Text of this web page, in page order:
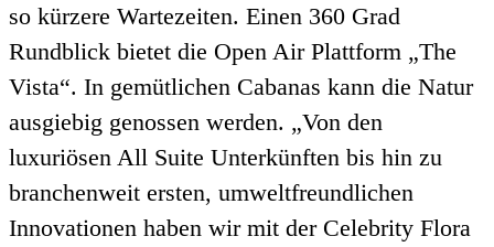
so kürzere Wartezeiten. Einen 360 Grad
Rundblick bietet die Open Air Plattform „The
Vista“. In gemütlichen Cabanas kann die Natur
ausgiebig genossen werden. „Von den
luxuriösen All Suite Unterkünften bis hin zu
branchenweit ersten, umweltfreundlichen
Innovationen haben wir mit der Celebrity Flora